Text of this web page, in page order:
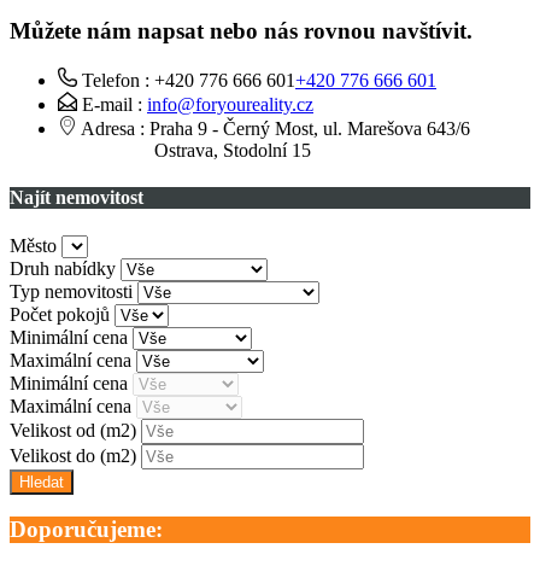
Na této stránce nelze Mapy Google správně
načíst.
Vlastníte tento web?
Můžete nám napsat nebo nás rovnou navštívit.
Telefon : +420 776 666 601+420 776 666 601
E-mail : info@foryoureality.cz
Adresa : Praha 9 - Černý Most, ul. Marešova 643/6
Ostrava, Stodolní 15
Najít nemovitost
Město
Druh nabídky
Typ nemovitosti
Počet pokojů
Minimální cena
Maximální cena
Minimální cena
Maximální cena
Velikost od (m2)
Velikost do (m2)
Doporučujeme: